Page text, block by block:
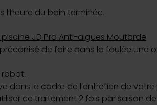
du bain terminée.
JD Pro Anti-algues Moutarde
de faire dans la foulée une
dans le cadre de l’entretien de
ce traitement 2 fois par saison